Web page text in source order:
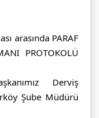
arasında PARAF
PROTOKOLÜ
Derviş
Şube Müdürü